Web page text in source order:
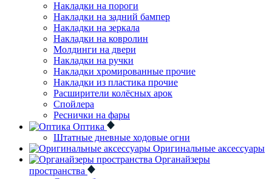
Накладки на пороги
Накладки на задний бампер
Накладки на зеркала
Накладки на ковролин
Молдинги на двери
Накладки на ручки
Накладки хромированные прочие
Накладки из пластика прочие
Расширители колёсных арок
Спойлера
Реснички на фары
Оптика
Штатные дневные ходовые огни
Оригинальные аксессуары
Органайзеры
пространства